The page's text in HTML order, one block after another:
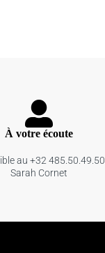
À votre écoute
au +32 485.50.49.50.
Sarah Cornet